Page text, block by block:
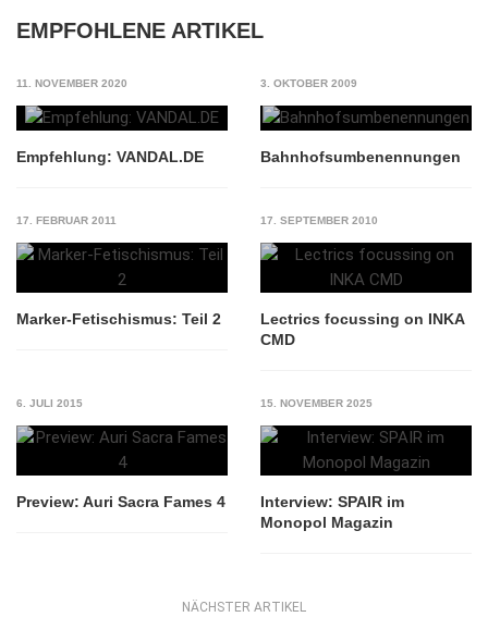
EMPFOHLENE ARTIKEL
11. NOVEMBER 2020
Empfehlung: VANDAL.DE
3. OKTOBER 2009
Bahnhofsumbenennungen
17. FEBRUAR 2011
Marker-Fetischismus: Teil 2
17. SEPTEMBER 2010
Lectrics focussing on INKA
CMD
6. JULI 2015
Preview: Auri Sacra Fames 4
15. NOVEMBER 2025
Interview: SPAIR im
Monopol Magazin
NÄCHSTER ARTIKEL